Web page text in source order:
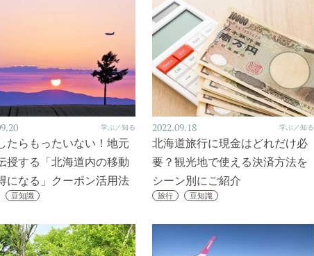
学ぶ／知る
たらもったいない！地元
授する「北海道内の移動
になる」クーポン活用法
豆知識
2022.09.18 学ぶ／知る
北海道旅行に現金はどれだけ必
要？観光地で使える決済方法を
シーン別にご紹介
旅行 豆知識